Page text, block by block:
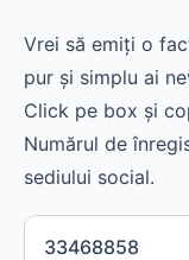
Vrei să emiți o
pur și simplu ai
Click pe box și
Numărul de
sediului social.
33468858